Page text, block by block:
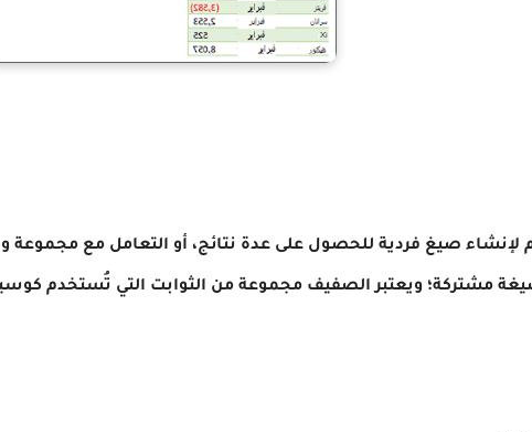
لإنشاء صيغ فردية للحصول على عدة نتائج، أو التعامل مع
مشتركة؛ ويعتبر الصفيف مجموعة من الثوابت التي تُستخدم